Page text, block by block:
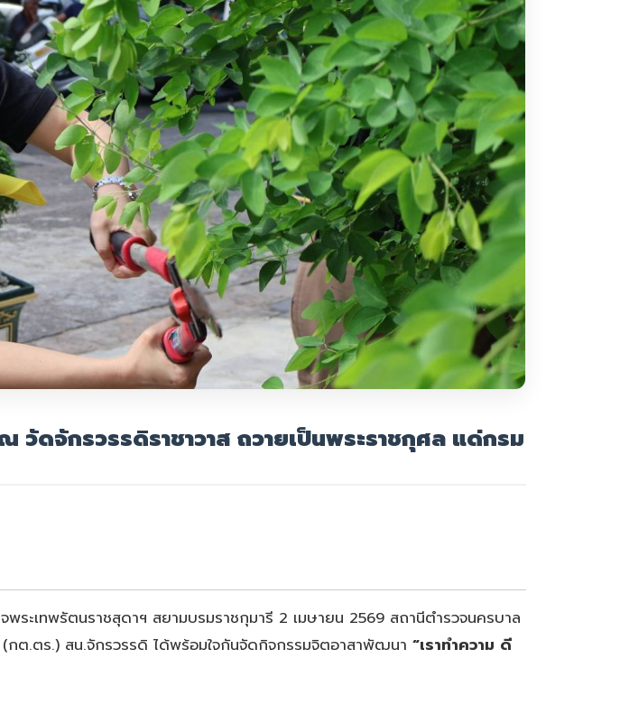
ดจักรวรรดิราชาวาส ถวายเป็นพระราชกุศล แด่กรม
พระเทพรัตนราชสุดาฯ สยามบรมราชกุมารี 2 เมษายน 2569 สถานีตำรวจนครบาล
ต.ตร.) สน.จักรวรรดิ ได้พร้อมใจกันจัดกิจกรรมจิตอาสาพัฒนา “เราทำความ ดี